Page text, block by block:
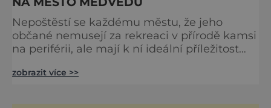
Nepoštěstí se každému městu, že jeho
občané nemusejí za rekreaci v přírodě kamsi
na periférii, ale mají k ní ideální příležitost
náměstí proběhnout pár ulic a už můžeme
zobrazit více >>